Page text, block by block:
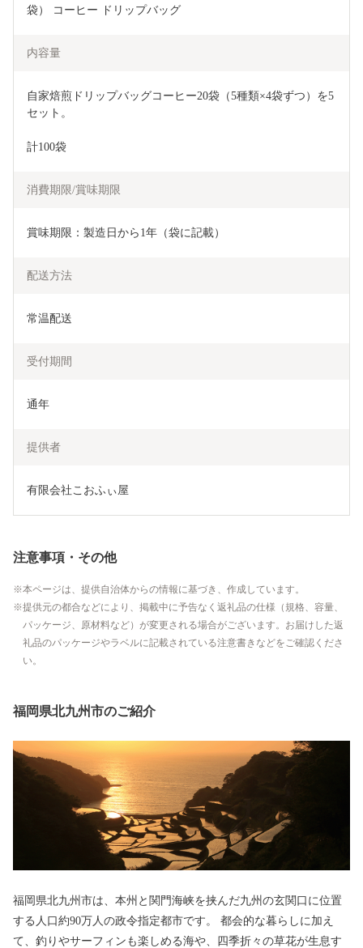
袋） コーヒー ドリップバッグ
内容量
自家焙煎ドリップバッグコーヒー20袋（5種類×4袋ずつ）を5
セット。
計100袋
消費期限/賞味期限
賞味期限：製造日から1年（袋に記載）
配送方法
常温配送
受付期間
通年
提供者
有限会社こおふぃ屋
注意事項・その他
本ページは、提供自治体からの情報に基づき、作成しています。
提供元の都合などにより、掲載中に予告なく返礼品の仕様（規格、容量、
パッケージ、原材料など）が変更される場合がございます。お届けした返
礼品のパッケージやラベルに記載されている注意書きなどをご確認くださ
い。
福岡県北九州市のご紹介
福岡県北九州市は、本州と関門海峡を挟んだ九州の玄関口に位置
する人口約90万人の政令指定都市です。 都会的な暮らしに加え
て、釣りやサーフィンも楽しめる海や、四季折々の草花が生息す